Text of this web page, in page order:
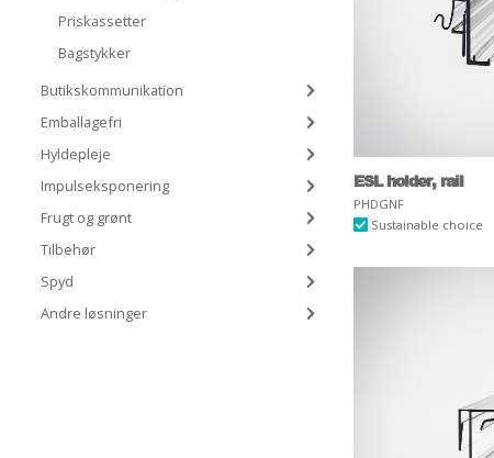
Priskassetter
Bagstykker
Butikskommunikation
Emballagefri
Hyldepleje
Impulseksponering
Frugt og grønt
Tilbehør
Spyd
Andre løsninger
ESL holder, rail
PHDGNF
Sustainable choice